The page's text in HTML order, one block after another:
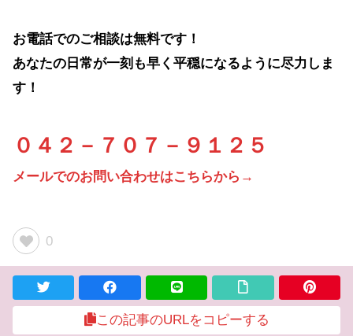
お電話でのご相談は無料です！
あなたの日常が一刻も早く平穏になるように尽力しま
す！
０４２－７０７－９１２５
メールでのお問い合わせはこちらから→
0
この記事のURLをコピーする